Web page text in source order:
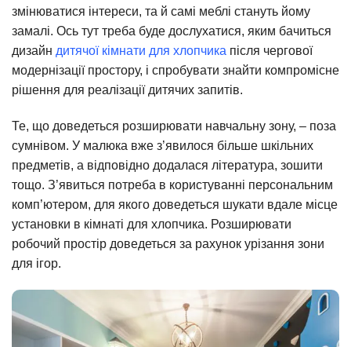
змінюватися інтереси, та й самі меблі стануть йому
замалі. Ось тут треба буде дослухатися, яким бачиться
дизайн дитячої кімнати для хлопчика після чергової
модернізації простору, і спробувати знайти компромісне
рішення для реалізації дитячих запитів.
Те, що доведеться розширювати навчальну зону, – поза
сумнівом. У малюка вже з’явилося більше шкільних
предметів, а відповідно додалася література, зошити
тощо. З’явиться потреба в користуванні персональним
комп’ютером, для якого доведеться шукати вдале місце
установки в кімнаті для хлопчика. Розширювати
робочий простір доведеться за рахунок урізання зони
для ігор.